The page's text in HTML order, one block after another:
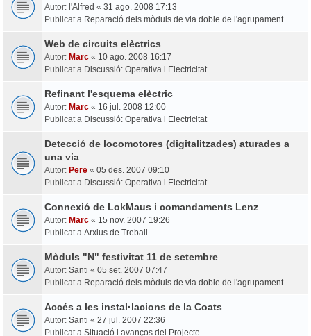
Autor: l'Alfred « 31 ago. 2008 17:13
Publicat a Reparació dels mòduls de via doble de l'agrupament.
Web de circuits elèctrics
Autor: Marc « 10 ago. 2008 16:17
Publicat a Discussió: Operativa i Electricitat
Refinant l'esquema elèctric
Autor: Marc « 16 jul. 2008 12:00
Publicat a Discussió: Operativa i Electricitat
Detecció de locomotores (digitalitzades) aturades a
una via
Autor: Pere « 05 des. 2007 09:10
Publicat a Discussió: Operativa i Electricitat
Connexió de LokMaus i comandaments Lenz
Autor: Marc « 15 nov. 2007 19:26
Publicat a Arxius de Treball
Mòduls "N" festivitat 11 de setembre
Autor: Santi « 05 set. 2007 07:47
Publicat a Reparació dels mòduls de via doble de l'agrupament.
Accés a les instal·lacions de la Coats
Autor: Santi « 27 jul. 2007 22:36
Publicat a Situació i avanços del Projecte